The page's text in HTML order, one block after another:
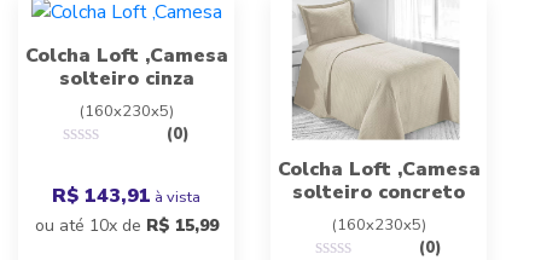
Colcha Loft ,Camesa
solteiro cinza
(160x230x5)
(0)
R$ 143,91 à vista
ou até 10x de R$ 15,99
Colcha Loft ,Camesa
solteiro concreto
(160x230x5)
(0)